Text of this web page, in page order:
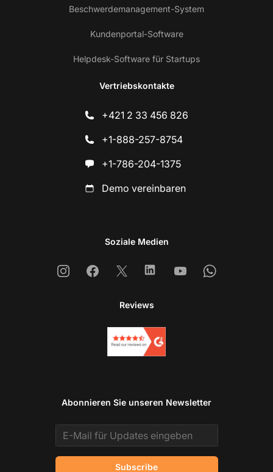
Beschwerdemanagement-System
Kundenportal-Software
Helpdesk-Software für Startups
Vertriebskontakte
+421 2 33 456 826
+1-888-257-8754
+1-786-204-1375
Demo vereinbaren
Soziale Medien
InstagramFacebook
X LinkedinYoutubeWhatsapp
Reviews
Abonnieren Sie unseren Newsletter
Email address
Subscribe